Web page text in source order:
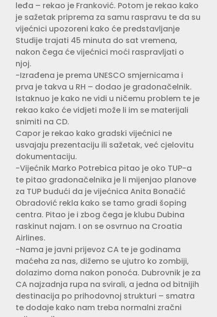
leđa – rekao je Franković. Potom je rekao kako
je sažetak priprema za samu raspravu te da su
vijećnici upozoreni kako će predstavljanje
Studije trajati 45 minuta do sat vremena,
nakon čega će vijećnici moći raspravljati o
njoj.
-Izrađena je prema UNESCO smjernicama i
prva je takva u RH – dodao je gradonačelnik.
Istaknuo je kako ne vidi u ničemu problem te je
rekao kako će vidjeti može li im se materijali
snimiti na CD.
Capor je rekao kako gradski vijećnici ne
usvajaju prezentaciju ili sažetak, već cjelovitu
dokumentaciju.
-Vijećnik Marko Potrebica pitao je oko TUP-a
te pitao gradonačelnika je li mijenjao planove
za TUP budući da je vijećnica Anita Bonačić
Obradović rekla kako se tamo gradi šoping
centra. Pitao je i zbog čega je klubu Dubina
raskinut najam. I on se osvrnuo na Croatia
Airlines.
-Nama je javni prijevoz CA te je godinama
maćeha za nas, dižemo se ujutro ko zombiji,
dolazimo doma nakon ponoća. Dubrovnik je za
CA najzadnja rupa na svirali, a jedna od bitnijih
destinacija po prihodovnoj strukturi – smatra
te dodaje kako nam treba normalni zračni